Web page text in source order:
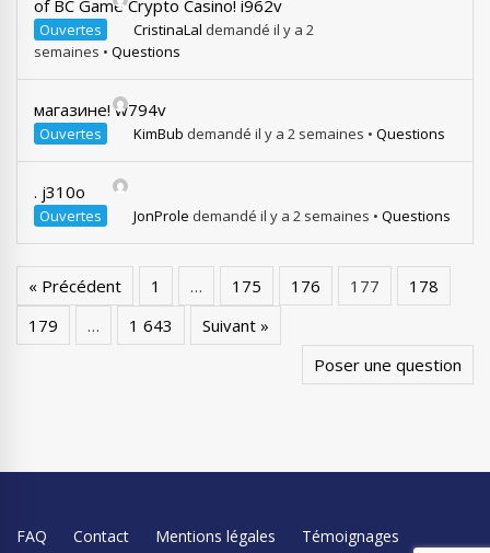
of BC Game Crypto Casino! i962v
Ouvertes CristinaLal demandé il y a 2
semaines • Questions
магазине! w794v
Ouvertes KimBub demandé il y a 2 semaines • Questions
. j310o
Ouvertes JonProle demandé il y a 2 semaines • Questions
« Précédent 1 … 175 176 177
178
179
… 1 643
Suivant »
Poser une question
FAQ Contact Mentions légales Témoignages